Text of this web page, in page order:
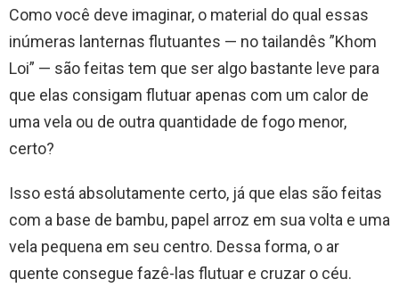
Como você deve imaginar, o material do qual essas
inúmeras lanternas flutuantes — no tailandês ”Khom
Loi” — são feitas tem que ser algo bastante leve para
que elas consigam flutuar apenas com um calor de
uma vela ou de outra quantidade de fogo menor,
certo?
Isso está absolutamente certo, já que elas são feitas
com a base de bambu, papel arroz em sua volta e uma
vela pequena em seu centro. Dessa forma, o ar
quente consegue fazê-las flutuar e cruzar o céu.